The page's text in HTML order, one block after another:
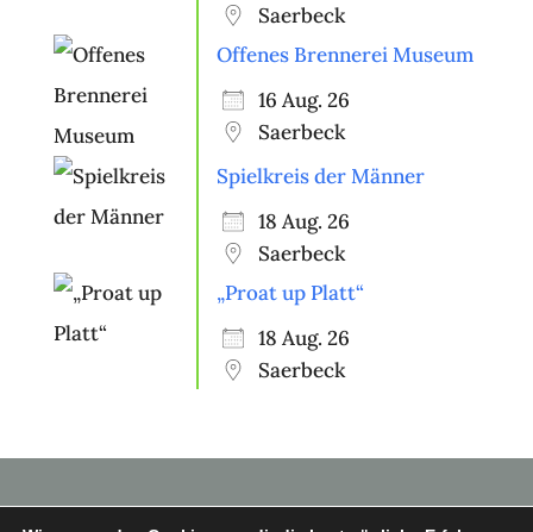
Saerbeck
Offenes Brennerei Museum
16 Aug. 26
Saerbeck
Spielkreis der Männer
18 Aug. 26
Saerbeck
„Proat up Platt“
18 Aug. 26
Saerbeck